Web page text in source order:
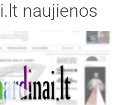
naujienos